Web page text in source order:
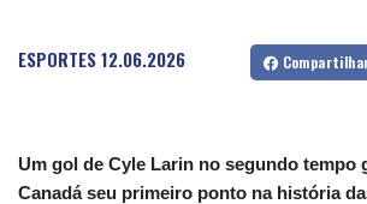
ESPORTES12.06.2026
Um gol de Cyle Larin no segundo tempo
Canadá seu primeiro ponto na história